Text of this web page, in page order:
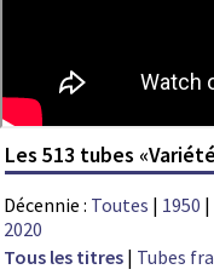
Les 513 tubes
Décennie : Toutes | 1950 |
2020
Tous les titres | Tubes